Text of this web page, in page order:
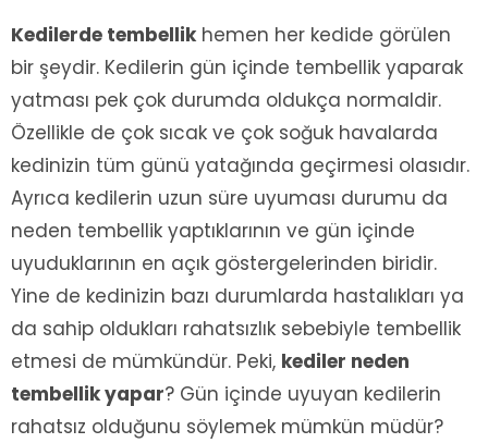
Kedilerde tembellik hemen her kedide görülen
bir şeydir. Kedilerin gün içinde tembellik yaparak
yatması pek çok durumda oldukça normaldir.
Özellikle de çok sıcak ve çok soğuk havalarda
kedinizin tüm günü yatağında geçirmesi olasıdır.
Ayrıca kedilerin uzun süre uyuması durumu da
neden tembellik yaptıklarının ve gün içinde
uyuduklarının en açık göstergelerinden biridir.
Yine de kedinizin bazı durumlarda hastalıkları ya
da sahip oldukları rahatsızlık sebebiyle tembellik
etmesi de mümkündür. Peki, kediler neden
tembellik yapar? Gün içinde uyuyan kedilerin
rahatsız olduğunu söylemek mümkün müdür?